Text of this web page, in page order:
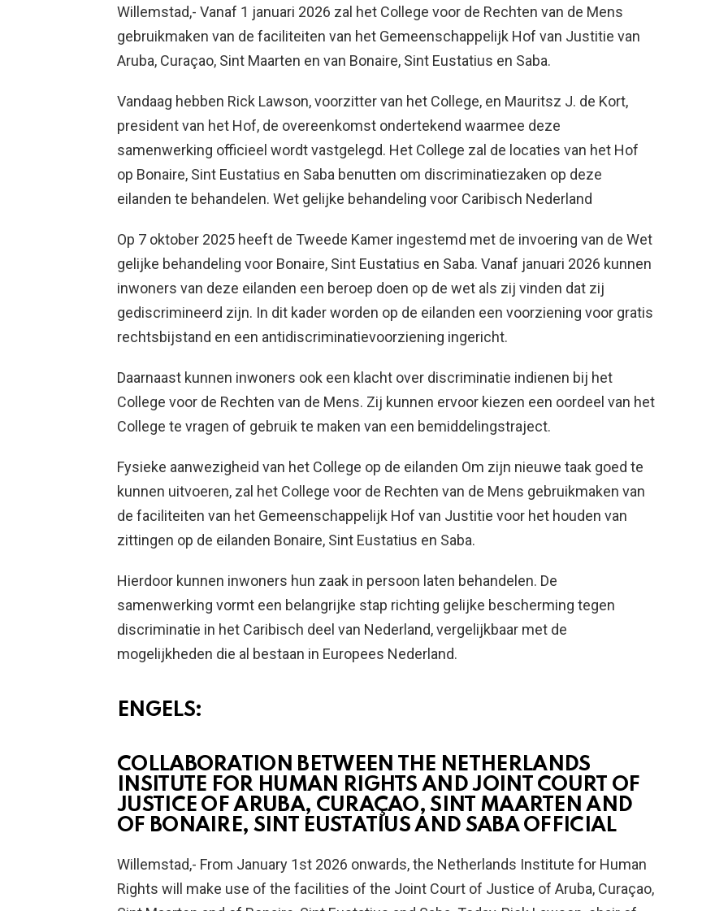
Willemstad,- Vanaf 1 januari 2026 zal het College voor de Rechten van de Mens
gebruikmaken van de faciliteiten van het Gemeenschappelijk Hof van Justitie van
Aruba, Curaçao, Sint Maarten en van Bonaire, Sint Eustatius en Saba.
Vandaag hebben Rick Lawson, voorzitter van het College, en Mauritsz J. de Kort,
president van het Hof, de overeenkomst ondertekend waarmee deze
samenwerking officieel wordt vastgelegd. Het College zal de locaties van het Hof
op Bonaire, Sint Eustatius en Saba benutten om discriminatiezaken op deze
eilanden te behandelen. Wet gelijke behandeling voor Caribisch Nederland
Op 7 oktober 2025 heeft de Tweede Kamer ingestemd met de invoering van de Wet
gelijke behandeling voor Bonaire, Sint Eustatius en Saba. Vanaf januari 2026 kunnen
inwoners van deze eilanden een beroep doen op de wet als zij vinden dat zij
gediscrimineerd zijn. In dit kader worden op de eilanden een voorziening voor gratis
rechtsbijstand en een antidiscriminatievoorziening ingericht.
Daarnaast kunnen inwoners ook een klacht over discriminatie indienen bij het
College voor de Rechten van de Mens. Zij kunnen ervoor kiezen een oordeel van het
College te vragen of gebruik te maken van een bemiddelingstraject.
Fysieke aanwezigheid van het College op de eilanden Om zijn nieuwe taak goed te
kunnen uitvoeren, zal het College voor de Rechten van de Mens gebruikmaken van
de faciliteiten van het Gemeenschappelijk Hof van Justitie voor het houden van
zittingen op de eilanden Bonaire, Sint Eustatius en Saba.
Hierdoor kunnen inwoners hun zaak in persoon laten behandelen. De
samenwerking vormt een belangrijke stap richting gelijke bescherming tegen
discriminatie in het Caribisch deel van Nederland, vergelijkbaar met de
mogelijkheden die al bestaan in Europees Nederland.
ENGELS:
COLLABORATION BETWEEN THE NETHERLANDS
INSITUTE FOR HUMAN RIGHTS AND JOINT COURT OF
JUSTICE OF ARUBA, CURAÇAO, SINT MAARTEN AND
OF BONAIRE, SINT EUSTATIUS AND SABA OFFICIAL
Willemstad,- From January 1st 2026 onwards, the Netherlands Institute for Human
Rights will make use of the facilities of the Joint Court of Justice of Aruba, Curaçao,